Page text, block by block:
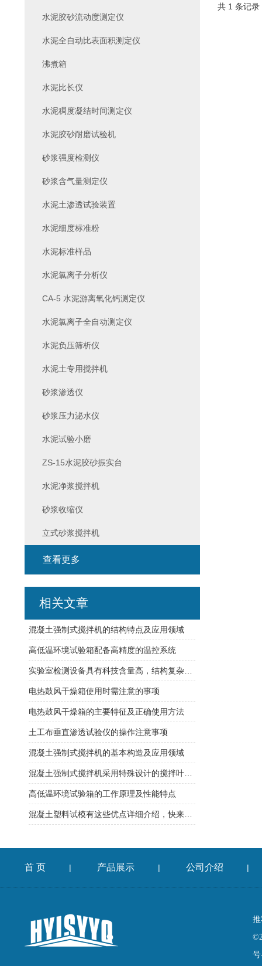
共 1 条记
水泥胶砂流动度测定仪
水泥全自动比表面积测定仪
沸煮箱
水泥比长仪
水泥稠度凝结时间测定仪
水泥胶砂耐磨试验机
砂浆强度检测仪
砂浆含气量测定仪
水泥土渗透试验装置
水泥细度标准粉
水泥标准样品
水泥氯离子分析仪
CA-5 水泥游离氧化钙测定仪
水泥氯离子全自动测定仪
水泥负压筛析仪
水泥土专用搅拌机
砂浆渗透仪
砂浆压力泌水仪
水泥试验小磨
ZS-15水泥胶砂振实台
水泥净浆搅拌机
砂浆收缩仪
立式砂浆搅拌机
查看更多
相关文章
混凝土强制式搅拌机的结构特点及应用领域
高低温环境试验箱配备高精度的温控系统
电热鼓风干燥箱使用时需注意的事项
电热鼓风干燥箱的主要特征及正确使用方法
土工布垂直渗透试验仪的操作注意事项
混凝土强制式搅拌机的基本构造及应用领域
高低温环境试验箱的工作原理及性能特点
首 页 | 产品展示 | 公司介绍 |
号